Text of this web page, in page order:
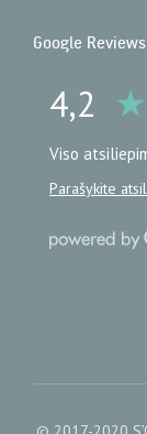
Google Reviews
4,2
Viso
Parašykite